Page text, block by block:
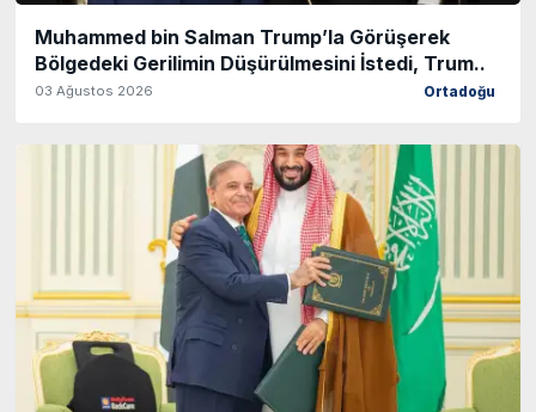
Muhammed bin Salman Trump’la Görüşerek
Bölgedeki Gerilimin Düşürülmesini İstedi, Trum..
03 Ağustos 2026 Ortadoğu